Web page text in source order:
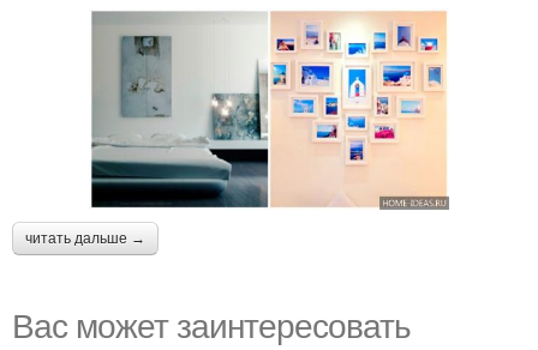
читать дальше →
Вас может заинтересовать